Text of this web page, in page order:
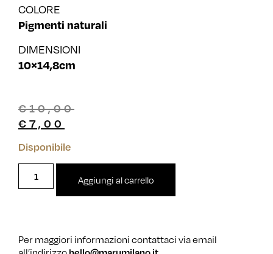
COLORE
Pigmenti naturali
DIMENSIONI
10×14,8cm
€10,00
€ 7,00
Disponibile
Aggiungi al carrello
Per maggiori informazioni contattaci via email